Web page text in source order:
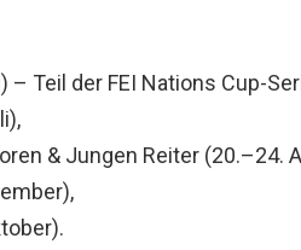
Teil der FEI Nations Cup-
& Jungen Reiter (20.–24.